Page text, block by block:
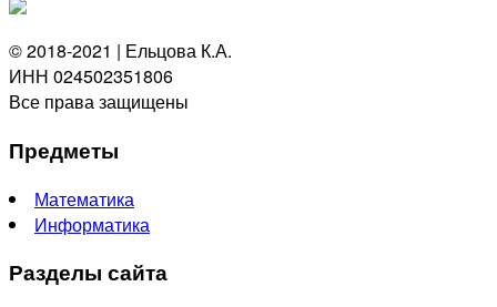
© 2018-2021 | Ельцова К.А.
ИНН 024502351806
Все права защищены
Предметы
Математика
Информатика
Разделы сайта